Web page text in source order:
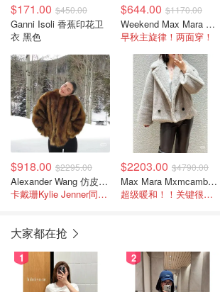
$171.00 $450.00
Ganni Isoli 香蕉印花卫
衣 黑色
$644.00 $1170.00
Weekend Max Mara Canasta 风衣 米色绿色拼接
早秋主旋律！两面穿！
$918.00 $2295.00
Alexander Wang 仿皮草短款夹克 棕色
卡戴珊Kylie Jenner同款！
$2203.00 $4790.00
Max Mara Mxmcambusa 驼色大衣
超级暖和！！关键很貌美
大家都在抢
1 2